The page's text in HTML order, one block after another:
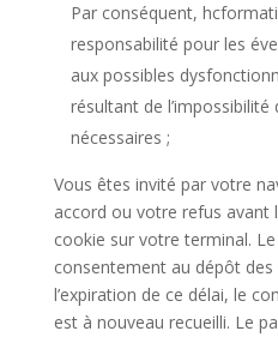
Par conséquent,
responsabilité pour les
aux possibles
résultant de
nécessaires ;
Vous êtes invité par votre
accord ou votre refus avant
cookie sur votre terminal.
consentement au dépôt
l’expiration de ce délai, le
est à nouveau recueilli. Le